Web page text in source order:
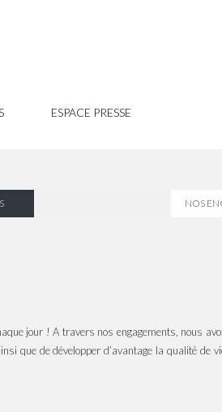
ESPACE PRESSE
NOS
jour ! A travers nos engagements, nous
que de développer d’avantage la qualité de